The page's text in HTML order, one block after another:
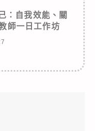
：自我效能、關
師一日工作坊